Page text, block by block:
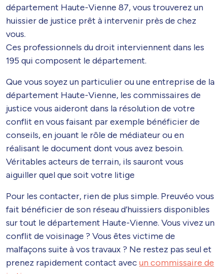
département Haute-Vienne 87, vous trouverez un
huissier de justice prêt à intervenir près de chez
vous.
Ces professionnels du droit interviennent dans les
195 qui composent le département.
Que vous soyez un particulier ou une entreprise de la
département Haute-Vienne, les commissaires de
justice vous aideront dans la résolution de votre
conflit en vous faisant par exemple bénéficier de
conseils, en jouant le rôle de médiateur ou en
réalisant le document dont vous avez besoin.
Véritables acteurs de terrain, ils sauront vous
aiguiller quel que soit votre litige
Pour les contacter, rien de plus simple. Preuvéo vous
fait bénéficier de son réseau d’huissiers disponibles
sur tout le département Haute-Vienne. Vous vivez un
conflit de voisinage ? Vous êtes victime de
malfaçons suite à vos travaux ? Ne restez pas seul et
prenez rapidement contact avec un commissaire de